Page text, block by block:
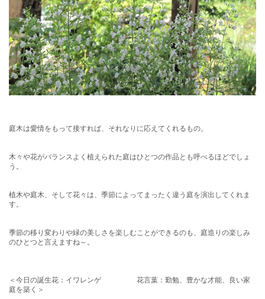
庭木は愛情をもって接すれば、それなりに応えてくれるもの。
木々や花がバランスよく植えられた庭はひとつの作品とも呼べるほどでしょ
う。
植木や庭木、そして花々は、季節によってまったく違う庭を演出してくれま
す。
季節の移り変わりや緑の美しさを楽しむことができるのも、庭造りの楽しみ
のひとつと言えますね～。
＜今日の誕生花：イワレンゲ 花言葉：勤勉、豊かな才能、良い家
庭を築く＞